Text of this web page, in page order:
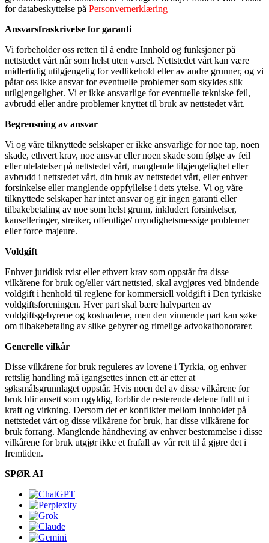
for databeskyttelse på Personvernerklæring
Ansvarsfraskrivelse for garanti
Vi forbeholder oss retten til å endre Innhold og funksjoner på
nettstedet vårt når som helst uten varsel. Nettstedet vårt kan være
midlertidig utilgjengelig for vedlikehold eller av andre grunner, og vi
påtar oss ikke ansvar for eventuelle problemer som skyldes slik
utilgjengelighet. Vi er ikke ansvarlige for eventuelle tekniske feil,
avbrudd eller andre problemer knyttet til bruk av nettstedet vårt.
Begrensning av ansvar
Vi og våre tilknyttede selskaper er ikke ansvarlige for noe tap, noen
skade, ethvert krav, noe ansvar eller noen skade som følge av feil
eller utelatelser på nettstedet vårt, manglende tilgjengelighet eller
avbrudd i nettstedet vårt, din bruk av nettstedet vårt, eller enhver
forsinkelse eller manglende oppfyllelse i dets ytelse. Vi og våre
tilknyttede selskaper har intet ansvar og gir ingen garanti eller
tilbakebetaling av noe som helst grunn, inkludert forsinkelser,
kanselleringer, streiker, offentlige/ myndighetsmessige problemer
eller force majeure.
Voldgift
Enhver juridisk tvist eller ethvert krav som oppstår fra disse
vilkårene for bruk og/eller vårt nettsted, skal avgjøres ved bindende
voldgift i henhold til reglene for kommersiell voldgift i Den tyrkiske
voldgiftsforeningen. Hver part skal bære halvparten av
voldgiftsgebyrene og kostnadene, men den vinnende part kan søke
om tilbakebetaling av slike gebyrer og rimelige advokathonorarer.
Generelle vilkår
Disse vilkårene for bruk reguleres av lovene i Tyrkia, og enhver
rettslig handling må igangsettes innen ett år etter at
søksmålsgrunnlaget oppstår. Hvis noen del av disse vilkårene for
bruk blir ansett som ugyldig, forblir de resterende delene fullt ut i
kraft og virkning. Dersom det er konflikter mellom Innholdet på
nettstedet vårt og disse vilkårene for bruk, har disse vilkårene for
bruk forrang. Manglende håndheving av enhver bestemmelse i disse
vilkårene for bruk utgjør ikke et frafall av vår rett til å gjøre det i
fremtiden.
SPØR AI